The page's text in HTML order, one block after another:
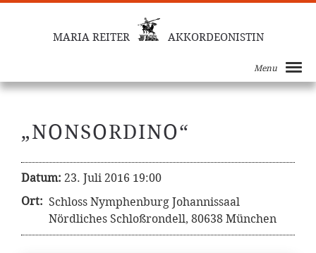
MARIA REITER AKKORDEONISTIN
Menu
„NONSORDINO“
Datum: 23. Juli 2016 19:00
Ort: Schloss Nymphenburg Johannissaal
Nördliches Schloßrondell, 80638 München